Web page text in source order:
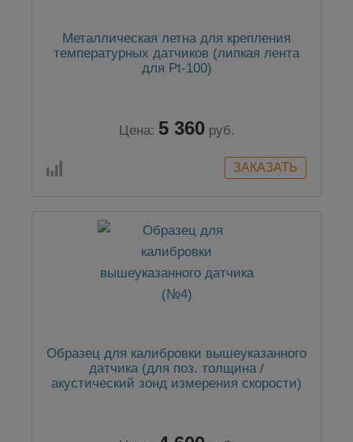
Металлическая летна для крепления
температурных датчиков (липкая лента
для Pt-100)
Цена: 5 360 руб.
Образец для калибровки вышеуказанного
датчика (для поз. толщина /
акустический зонд измерения скорости)